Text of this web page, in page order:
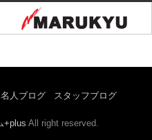
名人ブログ スタッフブログ
+plus All right reserved.